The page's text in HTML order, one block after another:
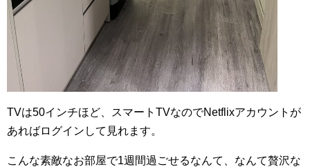
TVは50インチほど、スマートTVなのでNetflixアカウントが
あればログインして見れます。
こんな素敵なお部屋で1週間過ごせるなんて、なんて贅沢な